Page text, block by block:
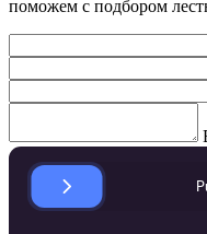
поможем с подбором